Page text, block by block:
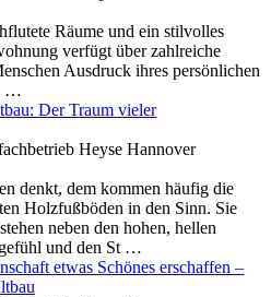
Räume und ein stilvolles
verfügt über zahlreiche
Ausdruck ihres persönlichen
…
Der Traum vieler
denkt, dem kommen häufig die
Holzfußböden in den Sinn. Sie
neben den hohen, hellen
und den St …
etwas Schönes erschaffen –